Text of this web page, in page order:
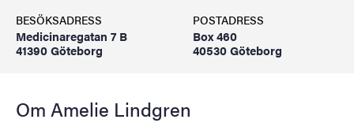
BESÖKSADRESS
Medicinaregatan 7 B
41390 Göteborg
POSTADRESS
Box 460
40530 Göteborg
Om Amelie Lindgren